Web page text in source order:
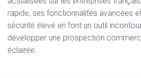
rapide, ses fonctionnalités avancées
sécurité élevé en font un outil
développer une prospection
éclairée.